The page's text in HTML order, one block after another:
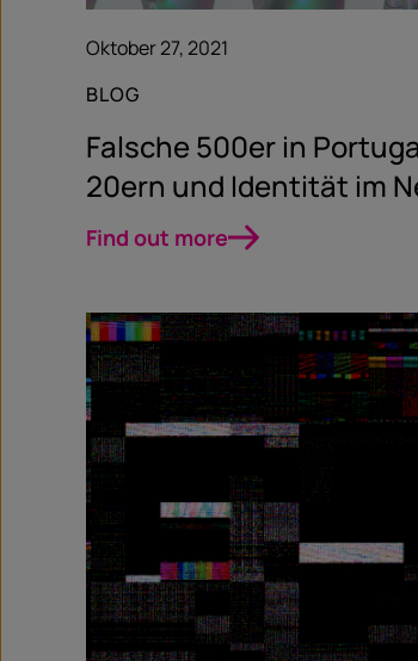
Oktober 27, 2021
BLOG
Falsche 500er in
20ern und Identität im
Find out more